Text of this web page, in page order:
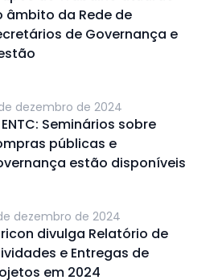
âmbito da Rede de
de Governança e
dezembro de 2024
ENTC: Seminários sobre
públicas e
estão disponíveis
dezembro de 2024
divulga Relatório de
e Entregas de
em 2024